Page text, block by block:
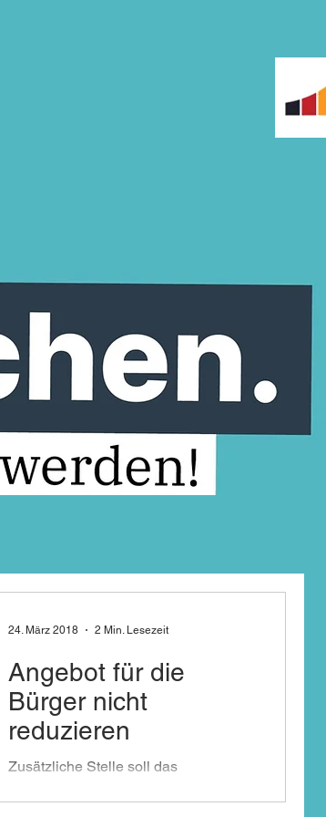
Angebot für die
Bürger nicht
reduzieren
Zusätzliche Stelle soll das
24. März 2018 2 Min. Lesezeit